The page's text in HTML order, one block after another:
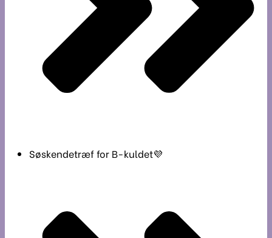
Søskendetræf for B-kuldet💜